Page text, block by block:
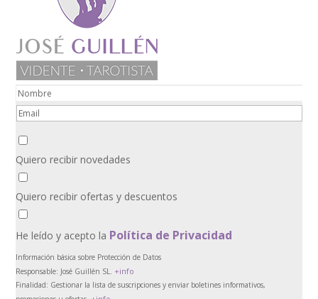
Quiero recibir novedades
Quiero recibir ofertas y descuentos
He leído y acepto la Política de Privacidad
Información básica sobre Protección de Datos
Responsable: José Guillén SL. +info
Finalidad: Gestionar la lista de suscripciones y enviar boletines informativos,